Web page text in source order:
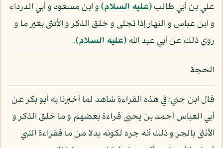
علي بن أبي طالب(عليه السلام)و ابن مسعود و أبي الدرداء
و ابن عباس و النهار إذا تجلى و خلق الذكر و الأنثى بغير ما و
روي ذلك عن أبي عبد الله(عليه السلام).
الحجة
قال ابن جني: في هذه القراءة شاهد لما أخبرنا به أبو بكر عن
أبي العباس أحمد بن يحيى قراءة بعضهم و ما خلق الذكر و
الأنثى بالجر و ذلك أنه جره لكونه بدلا من ما فقراءة النبي